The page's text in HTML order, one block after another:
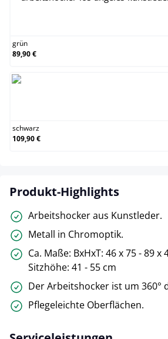
grün
89,90 €
schwarz
109,90 €
Produkt-Highlights
Arbeitshocker aus Kunstleder.
Metall in Chromoptik.
Ca. Maße: BxHxT: 46 x 75 - 89 x
Sitzhöhe: 41 - 55 cm
Der Arbeitshocker ist um 360°
Pflegeleichte Oberflächen.